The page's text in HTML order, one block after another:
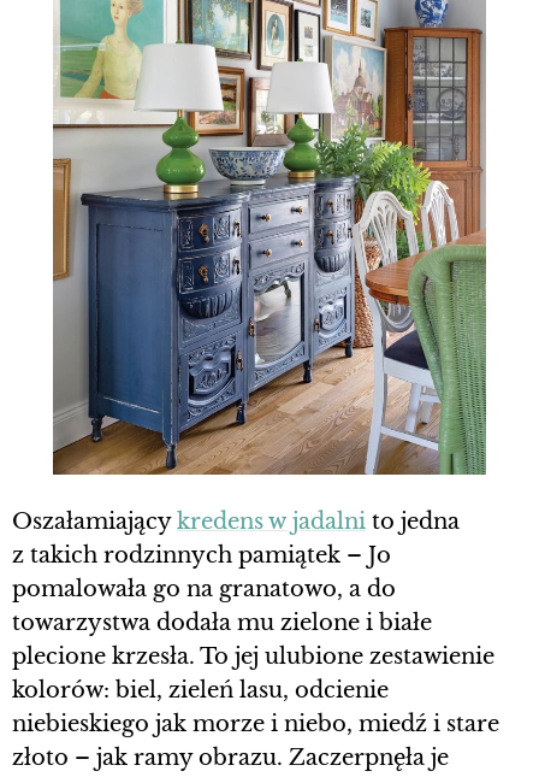
Oszałamiającykredens w jadalni to jedna
z takich rodzinnych pamiątek – Jo
pomalowała go na granatowo, a do
towarzystwa dodała mu zielone i białe
plecione krzesła. To jej ulubione zestawienie
kolorów: biel, zieleń lasu, odcienie
niebieskiego jak morze i niebo, miedź i stare
złoto – jak ramy obrazu. Zaczerpnęła je